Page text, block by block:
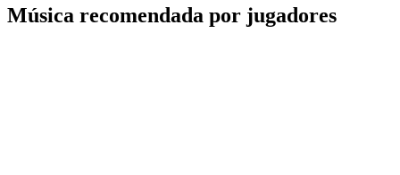
Música recomendada por jugadores